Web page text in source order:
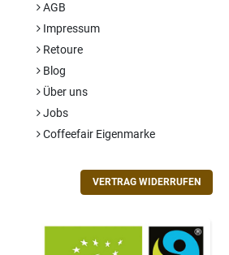
AGB
Impressum
Retoure
Blog
Über uns
Jobs
Coffeefair Eigenmarke
VERTRAG WIDERRUFEN